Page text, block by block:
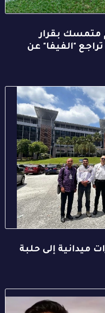
متمسك بقرار
"الفيفا" عن
ميدانية إلى حلبة